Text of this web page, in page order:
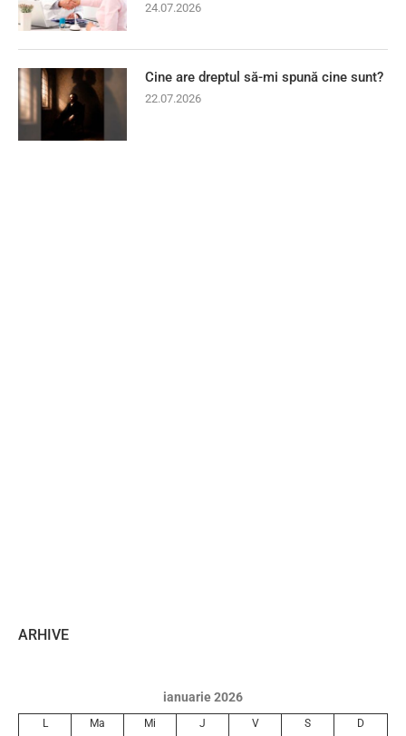
24.07.2026
Cine are dreptul să-mi spună cine sunt?
22.07.2026
ARHIVE
ianuarie 2026
L Ma Mi J V S D